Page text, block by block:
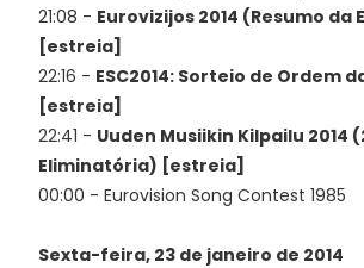
21:08 - Eurovizijos 2014 (Resumo da
[estreia]
22:16 - ESC2014: Sorteio de Ordem
[estreia]
22:41 - Uuden Musiikin Kilpailu 2014
Eliminatória) [estreia]
00:00 - Eurovision Song Contest 1985
Sexta-feira, 23 de janeiro de 2014